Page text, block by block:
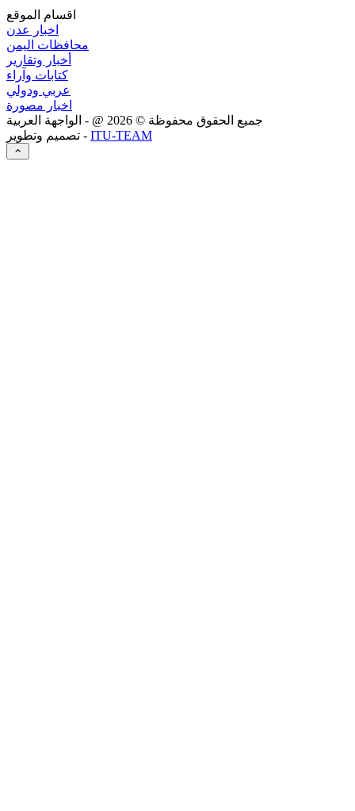
اقسام الموقع
اخبار عدن
محافظات اليمن
أخبار وتقارير
كتابات وآراء
عربي ودولي
اخبار مصورة
جميع الحقوق محفوظة © 2026 @ - الواجهة العربية
تصميم وتطوير - ITU-TEAM